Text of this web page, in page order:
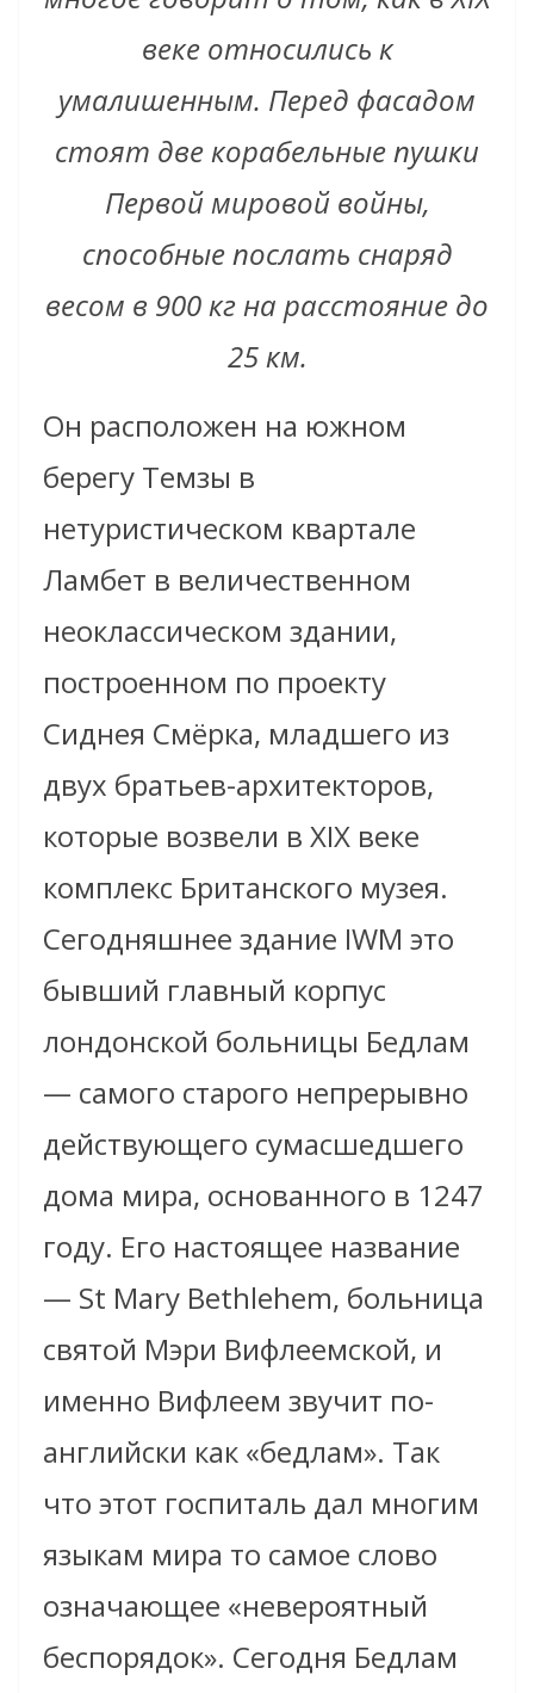
веке относились к
умалишенным. Перед фасадом
стоят две корабельные пушки
Первой мировой войны,
способные послать снаряд
весом в 900 кг на расстояние до
25 км.
Он расположен на южном
берегу Темзы в
нетуристическом квартале
Ламбет в величественном
неоклассическом здании,
построенном по проекту
Сиднея Смёрка, младшего из
двух братьев-архитекторов,
которые возвели в XIX веке
комплекс Британского музея.
Сегодняшнее здание IWM это
бывший главный корпус
лондонской больницы Бедлам
— самого старого непрерывно
действующего сумасшедшего
дома мира, основанного в 1247
году. Его настоящее название
— St Mary Bethlehem, больница
святой Мэри Вифлеемской, и
именно Вифлеем звучит по-
английски как «бедлам». Так
что этот госпиталь дал многим
языкам мира то самое слово
означающее «невероятный
беспорядок». Сегодня Бедлам